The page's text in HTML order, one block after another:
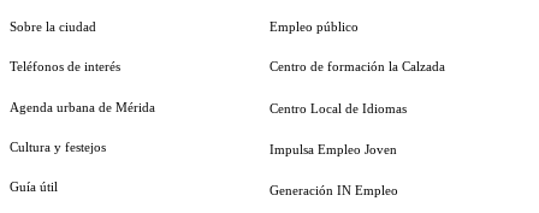
Sobre la ciudad
Teléfonos de interés
Agenda urbana de Mérida
Cultura y festejos
Guía útil
Empleo público
Centro de formación la Calzada
Centro Local de Idiomas
Impulsa Empleo Joven
Generación IN Empleo